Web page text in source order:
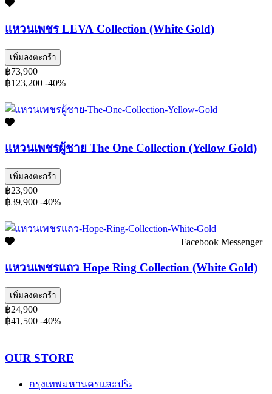
แหวนเพชร LEVA Collection (White Gold)
เพิ่มลงตะกร้า
฿73,900
฿123,200 -40%
แหวนเพชรผู้ชาย The One Collection (Yellow Gold)
เพิ่มลงตะกร้า
฿23,900
฿39,900 -40%
แหวนเพชรแถว Hope Ring Collection (White Gold)
เพิ่มลงตะกร้า
฿24,900
฿41,500 -40%
OUR STORE
กรุงเทพมหานครและปริมณฑล
Facebook Messenger